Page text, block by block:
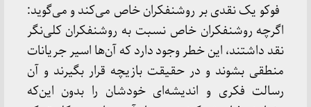
فوکو یک نقدی بر روشنفکران خاص می‌کند و می‌گوید:
اگرچه روشنفکران خاص نسبت به روشنفکران کلی‌نگر
نقد داشتند، این خطر وجود دارد که آن‌ها اسیر جریانات
منطقی بشوند و در حقیقت بازیچه قرار بگیرند و آن
رسالت فکری و اندیشه‌ای خودشان را بدون این‌که